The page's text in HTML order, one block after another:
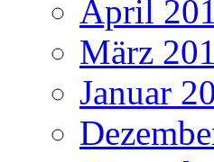
April
März
Januar